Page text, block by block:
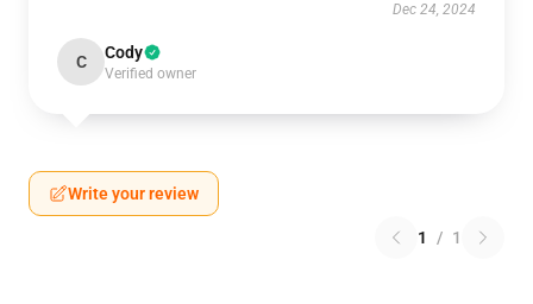
Dec 24, 2024
C Cody
Verified owner
Write your review
1 / 1